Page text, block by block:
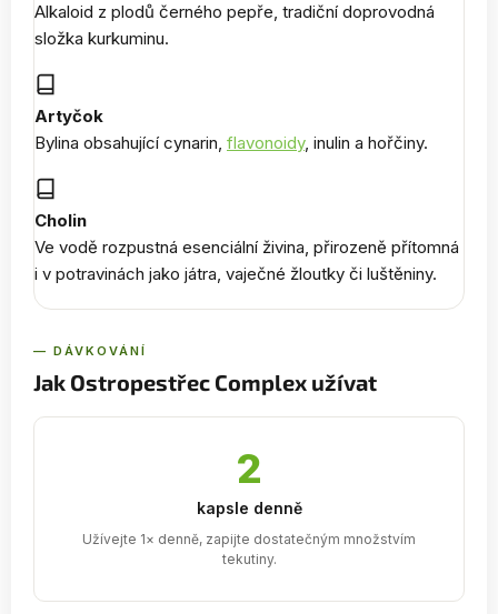
Alkaloid z plodů černého pepře, tradiční doprovodná
složka kurkuminu.
Artyčok
Bylina obsahující cynarin, flavonoidy, inulin a hořčiny.
Cholin
Ve vodě rozpustná esenciální živina, přirozeně přítomná
i v potravinách jako játra, vaječné žloutky či luštěniny.
— DÁVKOVÁNÍ
Jak Ostropestřec Complex užívat
2
kapsle denně
Užívejte 1× denně, zapijte dostatečným množstvím
tekutiny.